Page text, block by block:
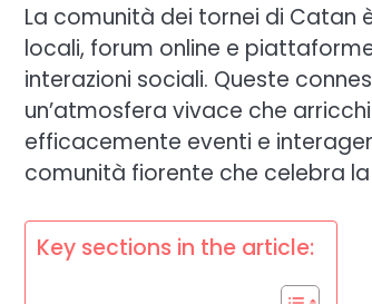
La comunità dei tornei di
locali, forum online e
interazioni sociali. Queste
un’atmosfera vivace che
efficacemente eventi e
comunità fiorente che celebra
Key sections in the article: